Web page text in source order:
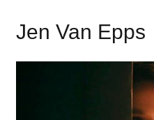
Jen Van Epps